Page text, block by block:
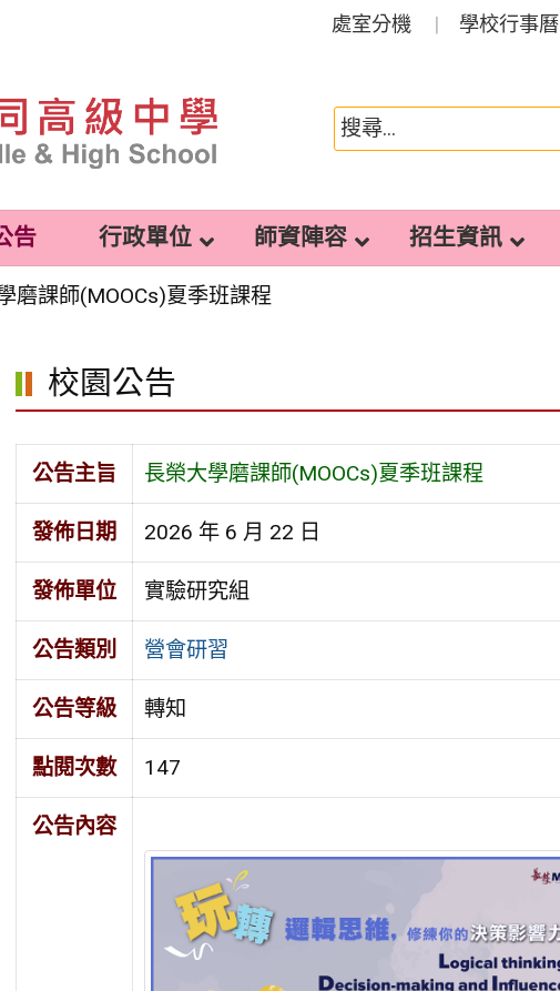
處室分機 學校行事曆
告 行政單位 師資陣容 招生資訊
磨課師(MOOCs)夏季班課程
校園公告
公告主旨 長榮大學磨課師(MOOCs)夏季班課程
發佈日期 2026 年 6 月 22 日
發佈單位 實驗研究組
公告類別 營會研習
公告等級 轉知
點閱次數 147
公告內容